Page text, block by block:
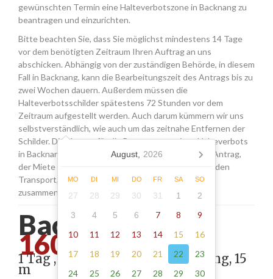
gewünschten Termin eine Halteverbotszone in Backnang zu
beantragen und einzurichten.
Bitte beachten Sie, dass Sie möglichst mindestens 14 Tage
vor dem benötigten Zeitraum Ihren Auftrag an uns
abschicken. Abhängig von der zuständigen Behörde, in diesem
Fall in Backnang, kann die Bearbeitungszeit des Antrags bis zu
zwei Wochen dauern. Außerdem müssen die
Halteverbotsschilder spätestens 72 Stunden vor dem
Zeitraum aufgestellt werden. Auch darum kümmern wir uns
selbstverständlich, wie auch um das zeitnahe Entfernen der
Schilder. Die Kosten für die Beantragung eines Halteverbots
in Backnang setzen sich aus den Gebühren für den Antrag,
der Miete für die Schilder sowie einer Pauschale für den
Transport, das Aufstellen und Abholen der Schilder
zusammen.
Backnang -
160.00
1 Tag , Stellung gemäß Anordnung, 15
m
August, 2026
MO DI MI DO FR SA SO
27 28 29 30 31 1
2
3
4 5 6 7 8
9
10
11 12 13 14 15
16
17
18 19 20 21 22
23
24
25 26 27 28 29
30